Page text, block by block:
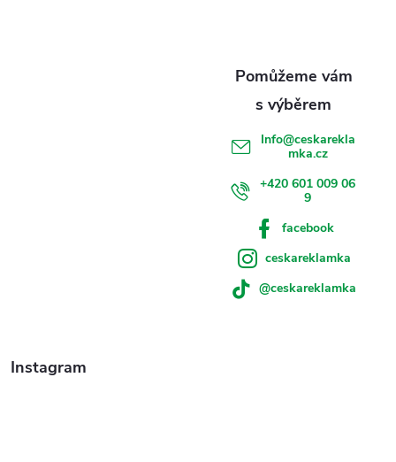
Instagram
Info@ceskarekla
mka.cz
+420 601 009 06
9
facebook
ceskareklamka
@ceskareklamka